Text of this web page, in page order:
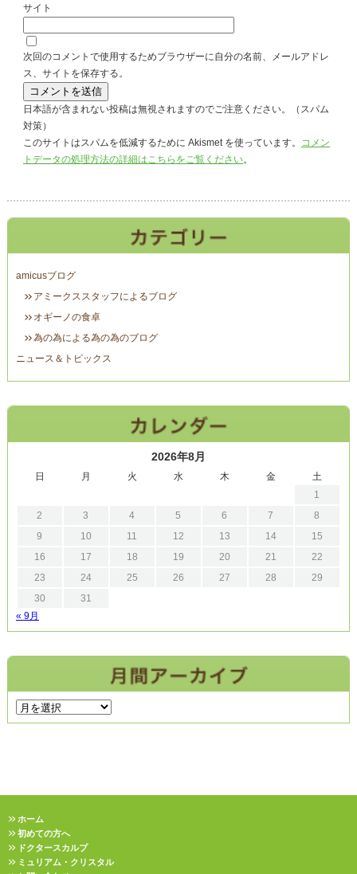
サイト
次回のコメントで使用するためブラウザーに自分の名前、メールアドレ
ス、サイトを保存する。
日本語が含まれない投稿は無視されますのでご注意ください。（スパム
対策）
このサイトはスパムを低減するために Akismet を使っています。 コメン
トデータの処理方法の詳細はこちらをご覧ください。
amicusブログ
アミークススタッフによるブログ
オギーノの食卓
為の為による為の為のブログ
ニュース＆トピックス
2026年8月
日 月 火 水 木 金
土
1
2
3 4 5 6 7
8
9
10 11 12 13 14
15
16
17 18 19 20 21
22
23
24 25 26 27 28
29
30
31
« 9月
ホーム
初めての方へ
ドクタースカルプ
ミュリアム・クリスタル